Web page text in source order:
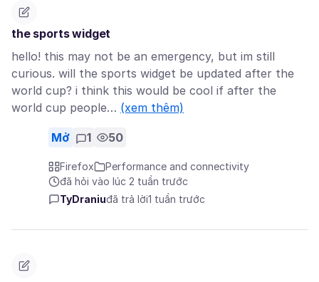
the sports widget
hello! this may not be an emergency, but im still
curious. will the sports widget be updated after the
world cup? i think this would be cool if after the
world cup people… (xem thêm)
Mở 1 50
Firefox
Performance and connectivity
đã hỏi vào lúc 2 tuần trước
TyDraniuđã trả lời1 tuần trước